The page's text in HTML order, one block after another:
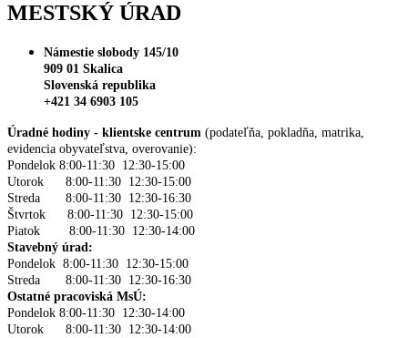
MESTSKÝ ÚRAD
Námestie slobody 145/10
909 01 Skalica
Slovenská republika
+421 34 6903 105
Úradné hodiny - klientske centrum (podateľňa, pokladňa, matrika,
evidencia obyvateľstva, overovanie):
Pondelok 8:00-11:30 12:30-15:00
Utorok 8:00-11:30 12:30-15:00
Streda 8:00-11:30 12:30-16:30
Štvrtok 8:00-11:30 12:30-15:00
Piatok 8:00-11:30 12:30-14:00
Stavebný úrad:
Pondelok 8:00-11:30 12:30-15:00
Streda 8:00-11:30 12:30-16:30
Ostatné pracoviská MsÚ:
Pondelok 8:00-11:30 12:30-14:00
Utorok 8:00-11:30 12:30-14:00